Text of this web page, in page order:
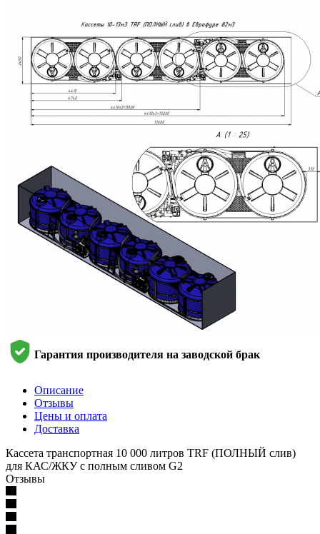
Гарантия производителя на заводской брак
Описание
Отзывы
Цены и оплата
Доставка
Кассета транспортная 10 000 литров TRF (ПОЛНЫЙ слив)
для КАС/ЖКУ с полным сливом G2
Отзывы